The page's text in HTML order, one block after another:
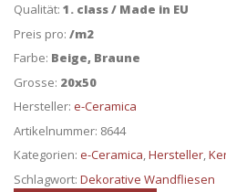
Qualität: 1. class / Made in EU
Preis pro: /m2
Farbe: Beige, Braune
Grosse: 20x50
Hersteller: e-Ceramica
Artikelnummer: 8644
Kategorien: e-Ceramica,Hersteller,
Schlagwort: Dekorative Wandfliesen